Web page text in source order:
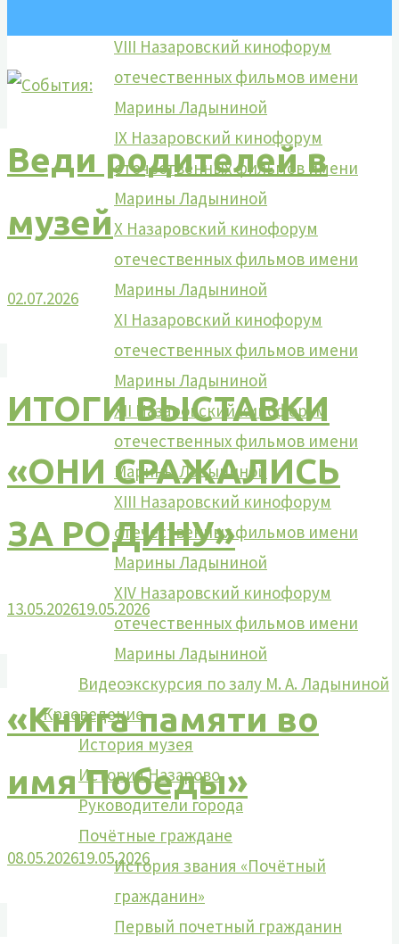
VIII Назаровский кинофорум
отечественных фильмов имени
Марины Ладыниной
IX Назаровский кинофорум
отечественных фильмов имени
Марины Ладыниной
X Назаровский кинофорум
отечественных фильмов имени
Марины Ладыниной
XI Назаровский кинофорум
отечественных фильмов имени
Марины Ладыниной
XII Назаровский кинофорум
отечественных фильмов имени
Марины Ладыниной
XIII Назаровский кинофорум
отечественных фильмов имени
Марины Ладыниной
XIV Назаровский кинофорум
отечественных фильмов имени
Марины Ладыниной
Видеоэкскурсия по залу М. А. Ладыниной
Краеведение
История музея
История Назарово
Руководители города
Почётные граждане
История звания «Почётный
гражданин»
Первый почетный гражданин
Веди родителей в
музей
02.07.2026
ИТОГИ ВЫСТАВКИ
«ОНИ СРАЖАЛИСЬ
ЗА РОДИНУ»
13.05.202619.05.2026
«Книга памяти во
имя Победы»
08.05.202619.05.2026